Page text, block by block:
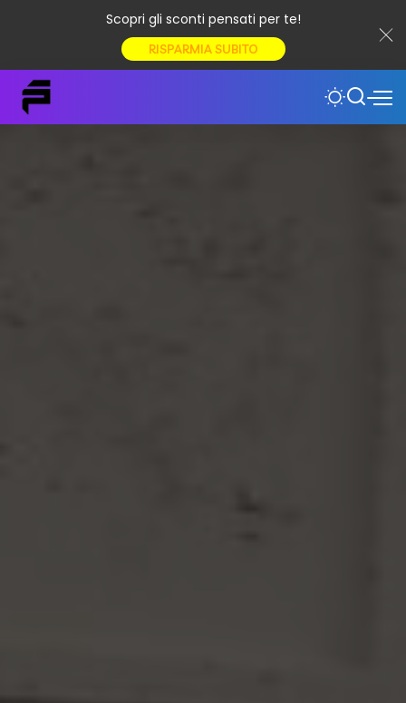
Scopri gli sconti pensati per te!
RISPARMIA SUBITO